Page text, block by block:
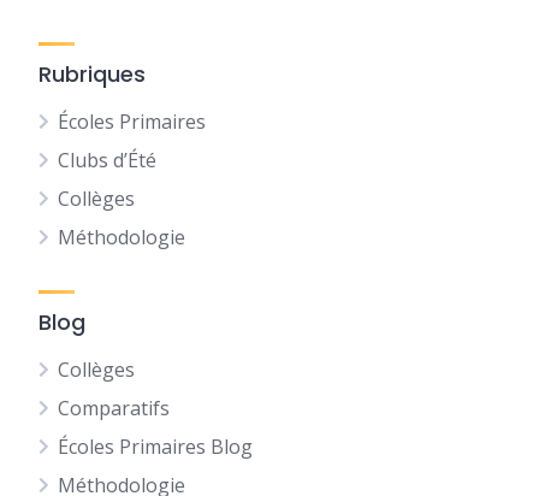
Rubriques
Écoles Primaires
Clubs d’Été
Collèges
Méthodologie
Blog
Collèges
Comparatifs
Écoles Primaires Blog
Méthodologie